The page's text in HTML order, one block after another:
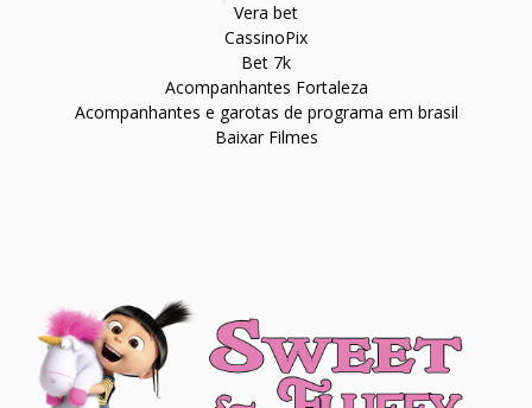
Vera bet
CassinoPix
Bet 7k
Acompanhantes Fortaleza
Acompanhantes e garotas de programa em brasil
Baixar Filmes